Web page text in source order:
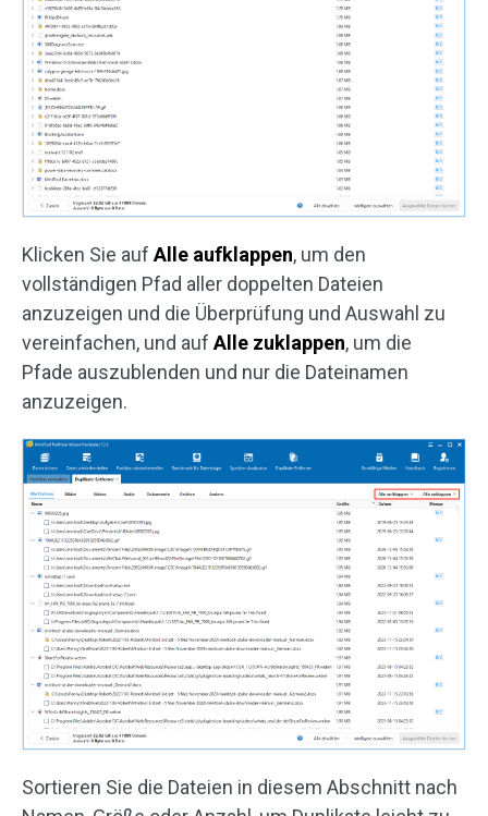
Klicken Sie aufAlle aufklappen, um den
vollständigen Pfad aller doppelten Dateien
anzuzeigen und die Überprüfung und Auswahl zu
vereinfachen, und aufAlle zuklappen, um die
Pfade auszublenden und nur die Dateinamen
anzuzeigen.
Sortieren Sie die Dateien in diesem Abschnitt nach